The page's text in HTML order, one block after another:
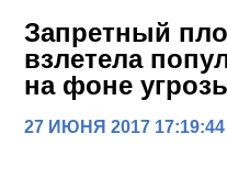
Запретный
взлетела
на фоне
27 ИЮНЯ 2017 17:19:44